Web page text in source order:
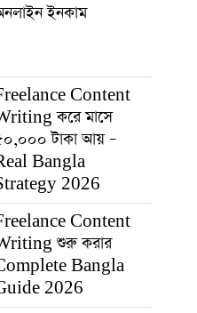
ইনকাম
Content
করে মাসে
টাকা আয় –
Bangla
2026
Content
শুরু করার
Bangla
2026